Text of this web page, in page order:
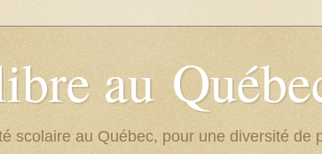
au
scolaire au Québec, pour une diversité de